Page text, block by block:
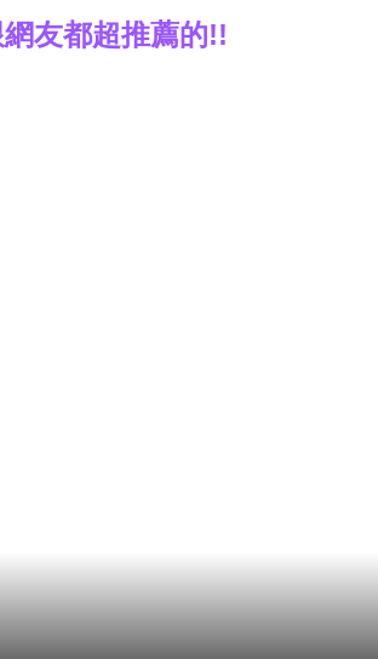
友都超推薦的!!